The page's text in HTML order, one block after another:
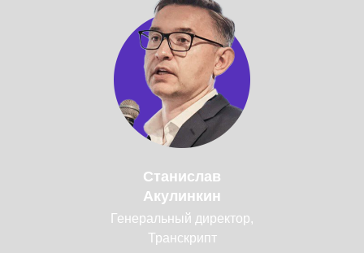
Станислав
Акулинкин
Генеральный директор,
Транскрипт